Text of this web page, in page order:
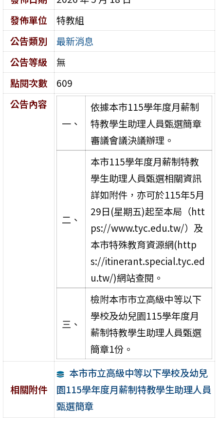
發佈單位
特教組
公告類別
最新消息
公告等級
無
點閱次數
609
公告內容
一、
依據本市115學年度月薪制
特教學生助理人員甄選簡章
審議會議決議辦理。
二、
本市115學年度月薪制特教
學生助理人員甄選相關資訊
詳如附件，亦可於115年5月
29日(星期五)起至本局（htt
ps://www.tyc.edu.tw/）及
本市特殊教育資源網(http
s://itinerant.special.tyc.ed
u.tw/)網站查閱。
三、
檢附本市市立高級中等以下
學校及幼兒園115學年度月
薪制特教學生助理人員甄選
簡章1份。
相關附件
本市市立高級中等以下學校及幼兒
園115學年度月薪制特教學生助理人員
甄選簡章